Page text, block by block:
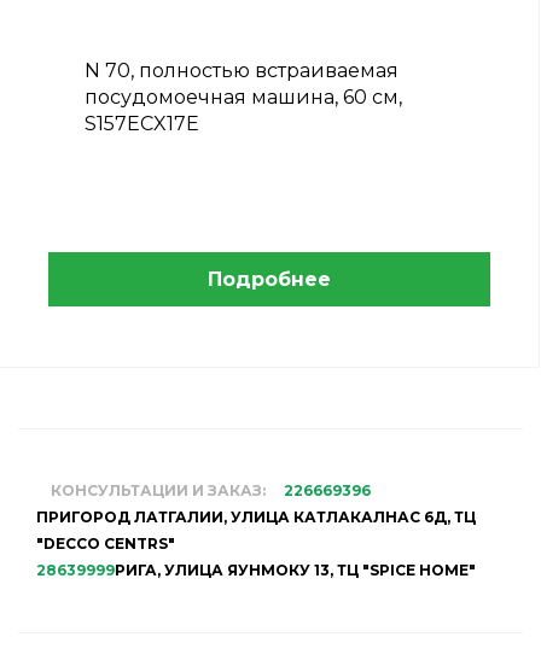
N 70, полностью встраиваемая
посудомоечная машина, 60 см,
S157ECX17E
Подробнее
КОНСУЛЬТАЦИИ И ЗАКАЗ:
226669396
ПРИГОРОД ЛАТГАЛИИ, УЛИЦА КАТЛАКАЛНАС 6Д, ТЦ
"DECCO CENTRS"
28639999РИГА, УЛИЦА ЯУНМОКУ 13, ТЦ "SPICE HOME"